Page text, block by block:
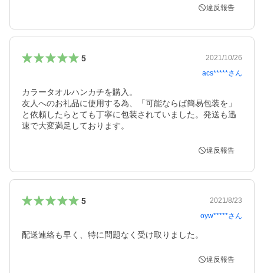
違反報告
5
2021/10/26
acs*****さん
カラータオルハンカチを購入。
友人へのお礼品に使用する為、「可能ならば簡易包装を」
と依頼したらとても丁寧に包装されていました。発送も迅
速で大変満足しております。
違反報告
5
2021/8/23
oyw*****さん
配送連絡も早く、特に問題なく受け取りました。
違反報告